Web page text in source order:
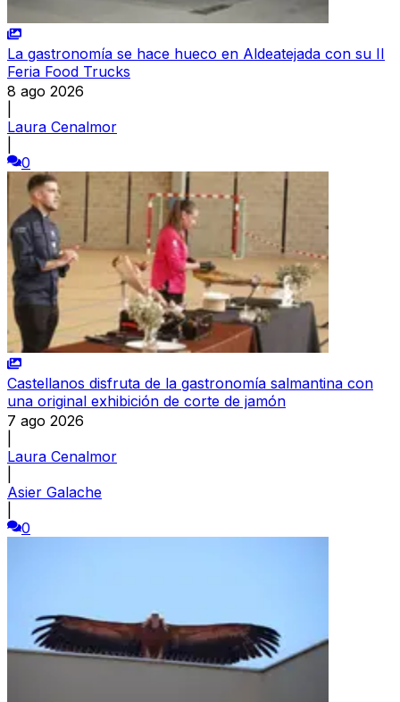
La gastronomía se hace hueco en Aldeatejada con su II
Feria Food Trucks
8 ago 2026
Laura Cenalmor
0
Castellanos disfruta de la gastronomía salmantina con
una original exhibición de corte de jamón
7 ago 2026
Laura Cenalmor
Asier Galache
0